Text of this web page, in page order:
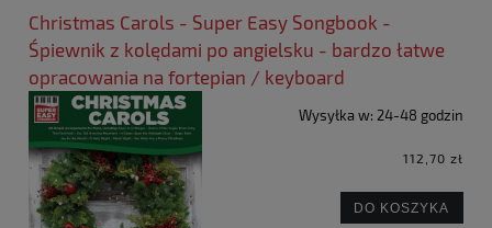
Christmas Carols - Super Easy Songbook -
Śpiewnik z kolędami po angielsku - bardzo łatwe
opracowania na fortepian / keyboard
Wysyłka w: 24-48 godzin
112,70 zł
DO KOSZYKA